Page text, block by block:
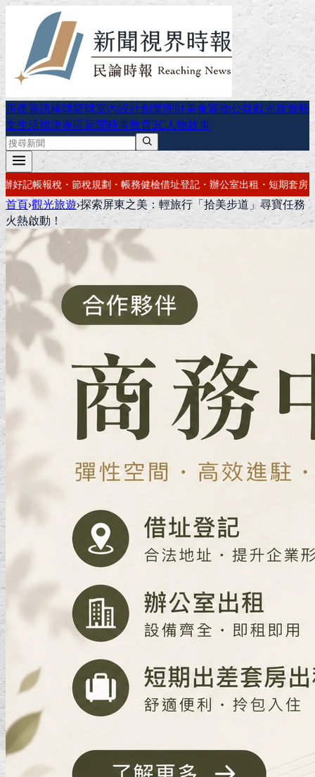
房產資訊棒球籃球室內設計創業理財美食寵物公益觀光旅遊藝
文生活旗津專區新聞時事教育3C人物故事
登記・辦公室出租・短期套房・會議室出租冷氣不冷有霉味？專業深洗
首頁›觀光旅遊›探索屏東之美：輕旅行「拾美步道」尋寶任務
火熱啟動！